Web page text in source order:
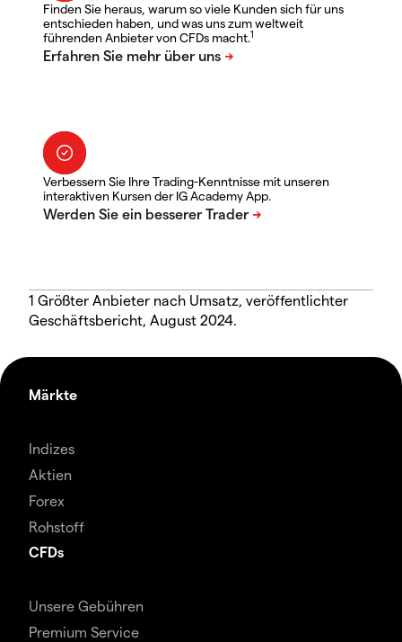
Finden Sie heraus, warum so viele Kunden sich für uns
entschieden haben, und was uns zum weltweit
führenden Anbieter von CFDs macht.1
Verbessern Sie Ihre Trading-Kenntnisse mit unseren
interaktiven Kursen der IG Academy App.
1 Größter Anbieter nach Umsatz, veröffentlichter
Geschäftsbericht, August 2024.
Märkte
Indizes
Aktien
Forex
Rohstoff
CFDs
Unsere Gebühren
Premium Service